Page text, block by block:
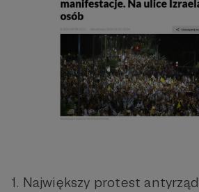
1. Największy protest